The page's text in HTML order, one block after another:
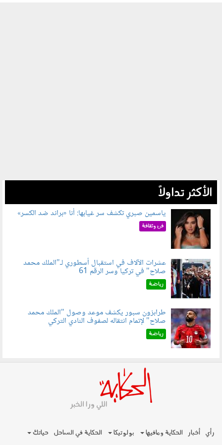
الأكثر تداولاً
050802.jpg
ياسمين صبري تكشف سر غيابها: أنا «براند ضد الكسر»
فن وثقافة
050803.jpg
عشرات الآلاف في استقبال أسطوري لـ"الملك محمد
صلاح" في تركيا وسر الرقم 61
رياضة
050801.jpg
طرابزون سبور يكشف موعد وصول "الملك محمد
صلاح" لإتمام انتقاله لصفوف النادي التركي
رياضة
رأي أخبار الحكاية ومافيها بولوتيكا الحكاية في الساحل
حياتك